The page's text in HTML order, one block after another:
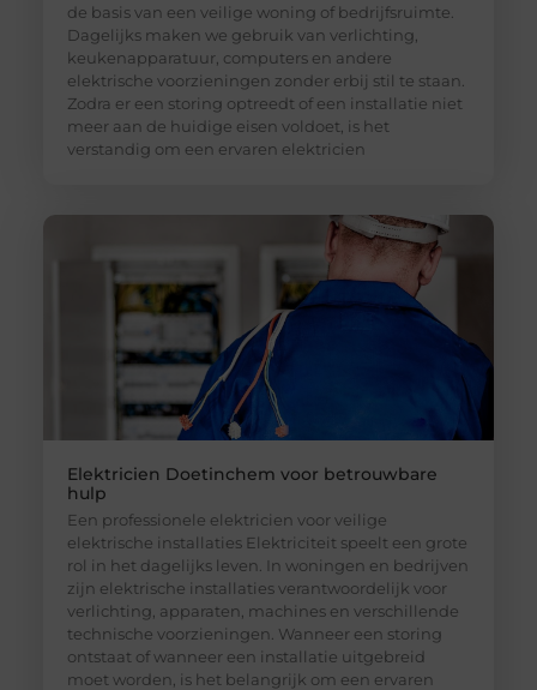
de basis van een veilige woning of bedrijfsruimte.
Dagelijks maken we gebruik van verlichting,
keukenapparatuur, computers en andere
elektrische voorzieningen zonder erbij stil te staan.
Zodra er een storing optreedt of een installatie niet
meer aan de huidige eisen voldoet, is het
verstandig om een ervaren elektricien
Elektricien Doetinchem voor betrouwbare
hulp
Een professionele elektricien voor veilige
elektrische installaties Elektriciteit speelt een grote
rol in het dagelijks leven. In woningen en bedrijven
zijn elektrische installaties verantwoordelijk voor
verlichting, apparaten, machines en verschillende
technische voorzieningen. Wanneer een storing
ontstaat of wanneer een installatie uitgebreid
moet worden, is het belangrijk om een ervaren